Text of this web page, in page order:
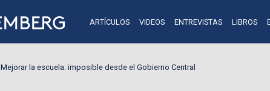
ARTÍCULOS VIDEOS ENTREVISTAS LIBROS
Mejorar la escuela: imposible desde el Gobierno Central